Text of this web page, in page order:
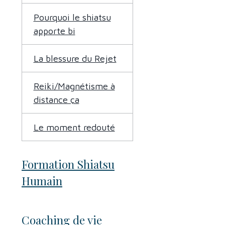
Pourquoi le shiatsu
apporte bi
La blessure du Rejet
Reiki/Magnétisme à
distance ça
Le moment redouté
Formation Shiatsu
Humain
Coaching de vie